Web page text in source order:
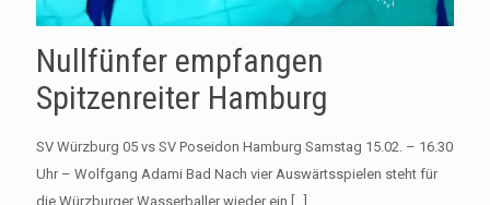
Nullfünfer empfangen
Spitzenreiter Hamburg
SV Würzburg 05 vs SV Poseidon Hamburg Samstag 15.02. – 16.30
Uhr – Wolfgang Adami Bad Nach vier Auswärtsspielen steht für
die Würzburger Wasserballer wieder ein […]